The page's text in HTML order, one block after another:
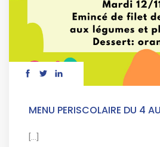
MENU PERISCOLAIRE DU 4
[...]